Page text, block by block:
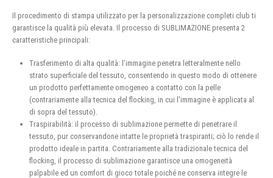
Il procedimento di stampa utilizzato per la personalizzazione completi club ti
garantisce la qualità più elevata. Il processo di SUBLIMAZIONE presenta 2
caratteristiche principali:
Trasferimento di alta qualità: l’immagine penetra letteralmente nello
strato superficiale del tessuto, consentendo in questo modo di ottenere
un prodotto perfettamente omogeneo a contatto con la pelle
(contrariamente alla tecnica del flocking, in cui l’immagine è applicata al
di sopra del tessuto).
Traspirabilità: il processo di sublimazione permette di penetrare il
tessuto, pur conservandone intatte le proprietà traspiranti; ciò lo rende il
prodotto ideale in partita. Contrariamente alla tradizionale tecnica del
flocking, il processo di sublimazione garantisce una omogeneità
palpabile ed un comfort di gioco totale poiché ne conserva integre le